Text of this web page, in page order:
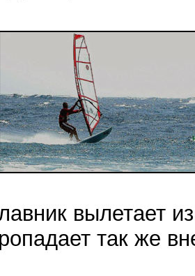
вылетает
так же